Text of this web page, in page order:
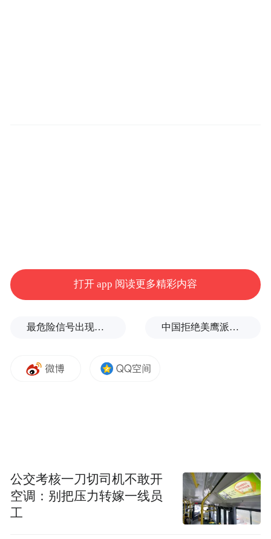
社局局长表示，“‘归澄’是呼唤天下英才汇聚
题，体现了澄迈以务实高效服务助力人才发
展的鲜明导向。
打开 app 阅读更多精彩内容
最危险信号出现！全球能源大动脉岌岌可危 中国拒绝美鹰派副防长访华？弦外之音被热议
公交考核一刀切司机不敢开
空调：别把压力转嫁一线员
工